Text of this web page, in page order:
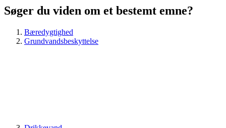
Søger du viden om et bestemt emne?
Bæredygtighed
Grundvandsbeskyttelse